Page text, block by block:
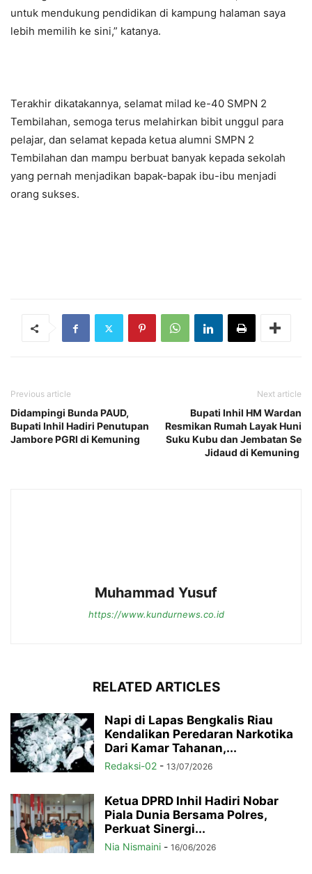
untuk mendukung pendidikan di kampung halaman saya
lebih memilih ke sini,” katanya.
Terakhir dikatakannya, selamat milad ke-40 SMPN 2
Tembilahan, semoga terus melahirkan bibit unggul para
pelajar, dan selamat kepada ketua alumni SMPN 2
Tembilahan dan mampu berbuat banyak kepada sekolah
yang pernah menjadikan bapak-bapak ibu-ibu menjadi
orang sukses.
Previous article
Didampingi Bunda PAUD,
Bupati Inhil Hadiri Penutupan
Jambore PGRI di Kemuning
Next article
Bupati Inhil HM Wardan
Resmikan Rumah Layak Huni
Suku Kubu dan Jembatan Se
Jidaud di Kemuning
Muhammad Yusuf
https://www.kundurnews.co.id
RELATED ARTICLES
Napi di Lapas Bengkalis Riau
Kendalikan Peredaran Narkotika
Dari Kamar Tahanan,...
Redaksi-02 - 13/07/2026
Ketua DPRD Inhil Hadiri Nobar
Piala Dunia Bersama Polres,
Perkuat Sinergi...
Nia Nismaini - 16/06/2026